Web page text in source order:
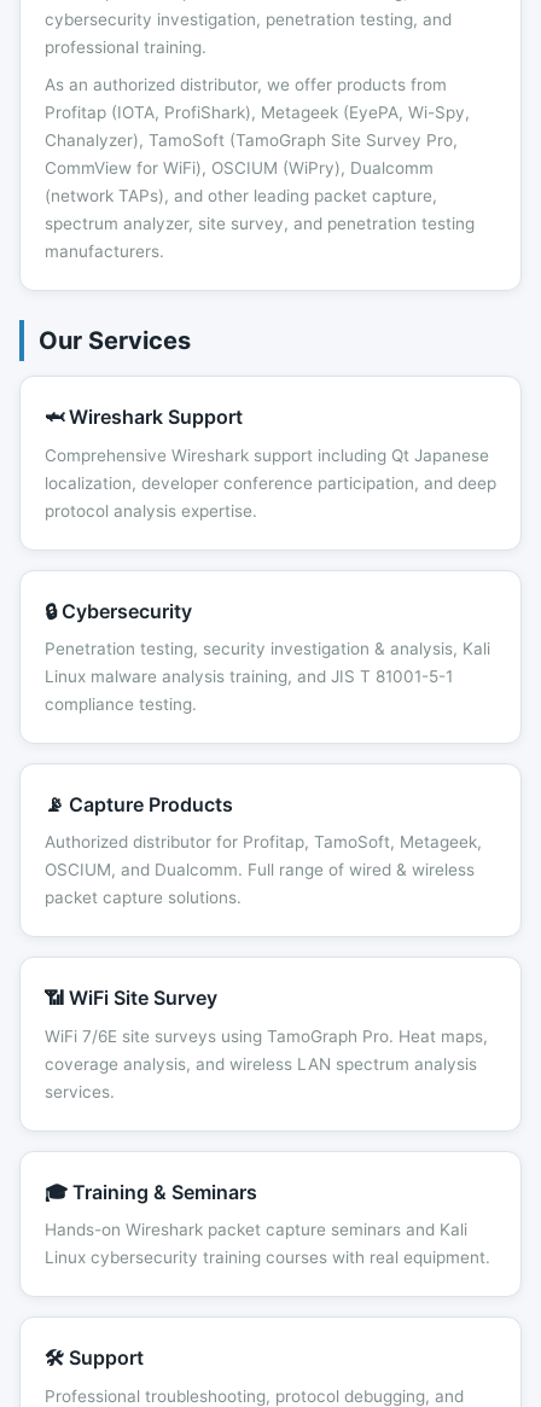
cybersecurity investigation, penetration testing, and
professional training.
As an authorized distributor, we offer products from
Profitap (IOTA, ProfiShark), Metageek (EyePA, Wi-Spy,
Chanalyzer), TamoSoft (TamoGraph Site Survey Pro,
CommView for WiFi), OSCIUM (WiPry), Dualcomm
(network TAPs), and other leading packet capture,
spectrum analyzer, site survey, and penetration testing
manufacturers.
Our Services
🦈 Wireshark Support
Comprehensive Wireshark support including Qt Japanese
localization, developer conference participation, and deep
protocol analysis expertise.
🔒 Cybersecurity
Penetration testing, security investigation & analysis, Kali
Linux malware analysis training, and JIS T 81001-5-1
compliance testing.
📡 Capture Products
Authorized distributor for Profitap, TamoSoft, Metageek,
OSCIUM, and Dualcomm. Full range of wired & wireless
packet capture solutions.
📶 WiFi Site Survey
WiFi 7/6E site surveys using TamoGraph Pro. Heat maps,
coverage analysis, and wireless LAN spectrum analysis
services.
🎓 Training & Seminars
Hands-on Wireshark packet capture seminars and Kali
Linux cybersecurity training courses with real equipment.
🛠️ Support
Professional troubleshooting, protocol debugging, and